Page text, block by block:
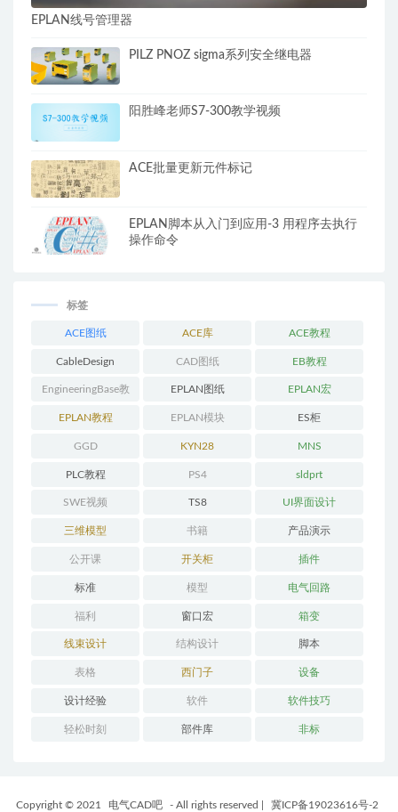
EPLAN线号管理器
PILZ PNOZ sigma系列安全继电器
阳胜峰老师S7-300教学视频
ACE批量更新元件标记
EPLAN脚本从入门到应用-3 用程序去执行
操作命令
标签
ACE图纸 ACE库 ACE教程
CableDesign CAD图纸 EB教程
EngineeringBase教
程
EPLAN图纸 EPLAN宏
EPLAN教程 EPLAN模块 ES柜
GGD KYN28 MNS
PLC教程 PS4 sldprt
SWE视频 TS8 UI界面设计
三维模型 书籍 产品演示
公开课 开关柜 插件
标准 模型 电气回路
福利 窗口宏 箱变
线束设计 结构设计 脚本
表格 西门子 设备
设计经验 软件 软件技巧
轻松时刻 部件库 非标
Copyright © 2021 电气CAD吧 - All rights reserved 冀ICP备19023616号-2